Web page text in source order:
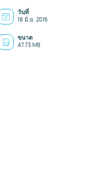
วันที่
18 มิ.ย. 2016
ขนาด
47.73 MB